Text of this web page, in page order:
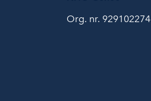
Org. nr. 929102274